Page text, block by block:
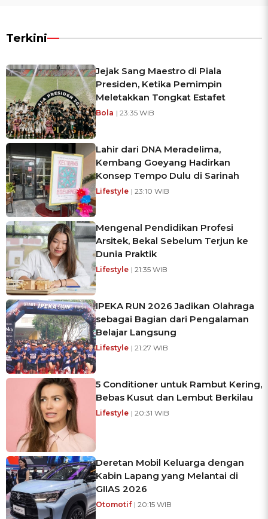
Terkini
Jejak Sang Maestro di Piala
Presiden, Ketika Pemimpin
Meletakkan Tongkat Estafet
Bola | 23:35 WIB
Lahir dari DNA Meradelima,
Kembang Goeyang Hadirkan
Konsep Tempo Dulu di Sarinah
Lifestyle | 23:10 WIB
Mengenal Pendidikan Profesi
Arsitek, Bekal Sebelum Terjun ke
Dunia Praktik
Lifestyle | 21:35 WIB
IPEKA RUN 2026 Jadikan Olahraga
sebagai Bagian dari Pengalaman
Belajar Langsung
Lifestyle | 21:27 WIB
5 Conditioner untuk Rambut Kering,
Bebas Kusut dan Lembut Berkilau
Lifestyle | 20:31 WIB
Deretan Mobil Keluarga dengan
Kabin Lapang yang Melantai di
GIIAS 2026
Otomotif | 20:15 WIB